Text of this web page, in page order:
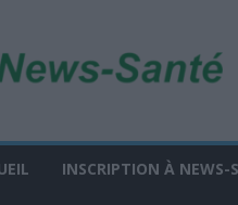
INSCRIPTION À NEWS-